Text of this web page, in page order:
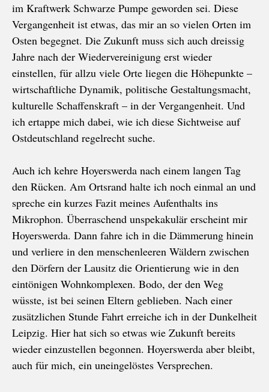
im Kraftwerk Schwarze Pumpe geworden sei. Diese
Vergangenheit ist etwas, das mir an so vielen Orten im
Osten begegnet. Die Zukunft muss sich auch dreissig
Jahre nach der Wiedervereinigung erst wieder
einstellen, für allzu viele Orte liegen die Höhepunkte –
wirtschaftliche Dynamik, politische Gestaltungsmacht,
kulturelle Schaffenskraft – in der Vergangenheit. Und
ich ertappe mich dabei, wie ich diese Sichtweise auf
Ostdeutschland regelrecht suche.
Auch ich kehre Hoyerswerda nach einem langen Tag
den Rücken. Am Ortsrand halte ich noch einmal an und
spreche ein kurzes Fazit meines Aufenthalts ins
Mikrophon. Überraschend unspekakulär erscheint mir
Hoyerswerda. Dann fahre ich in die Dämmerung hinein
und verliere in den menschenleeren Wäldern zwischen
den Dörfern der Lausitz die Orientierung wie in den
eintönigen Wohnkomplexen. Bodo, der den Weg
wüsste, ist bei seinen Eltern geblieben. Nach einer
zusätzlichen Stunde Fahrt erreiche ich in der Dunkelheit
Leipzig. Hier hat sich so etwas wie Zukunft bereits
wieder einzustellen begonnen. Hoyerswerda aber bleibt,
auch für mich, ein uneingelöstes Versprechen.